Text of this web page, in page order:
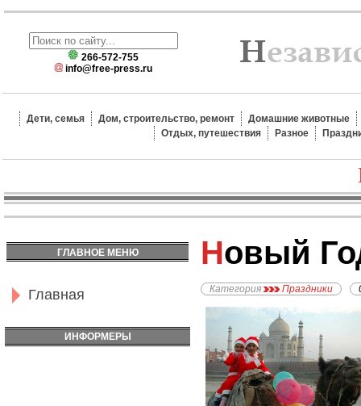
266-572-755
info@free-press.ru
Дети, семья Дом, строительство, ремонт
Домашние животные
Отдых, путешествия
Разное
ГЛАВНОЕ МЕНЮ
Главная
ИНФОРМЕРЫ
Новый
Категория Праздники